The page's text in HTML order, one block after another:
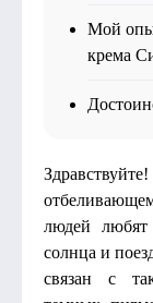
Мой
крема
людей
солнца и
связан с